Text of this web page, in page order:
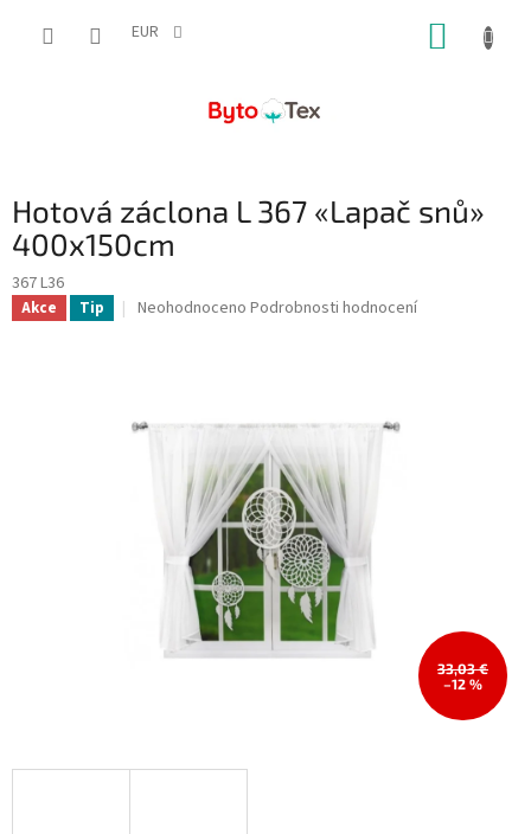
EUR
Hotová záclona L 367 «Lapač snů»
400x150cm
367 L36
Akce Tip
Průměrné
z
hvězdiček.
Neohodnoceno Podrobnosti hodnocení
33,03 €
–12 %